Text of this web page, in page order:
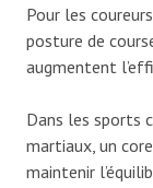
Pour les
posture de
augmentent
Dans les sports
martiaux, un
maintenir